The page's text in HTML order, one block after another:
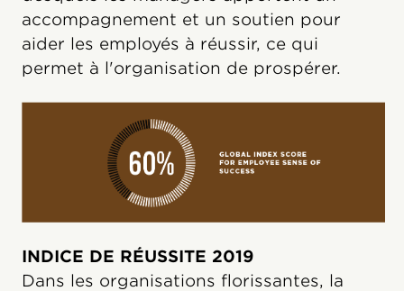
accompagnement et un soutien pour
aider les employés à réussir, ce qui
permet à l'organisation de prospérer.
INDICE DE RÉUSSITE 2019
Dans les organisations florissantes, la